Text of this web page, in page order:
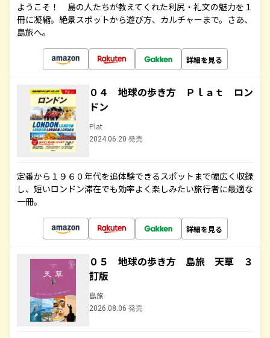
ようこそ！ 島の人たちが教えてくれた利尻・礼文の魅力を１
冊に凝縮。絶景スポットから遊び方、カルチャーまで。さあ、
島旅へ。
詳細を見る
０４ 地球の歩き方 Ｐｌａｔ ロン
ドン
Plat
2024.06.20 発売
定番から１９６０年代を追体験できるスポットまで幅広く収録
し、短いロンドン滞在でも効率よく楽しみたい旅行者に最適な
一冊。
詳細を見る
０５ 地球の歩き方 島旅 天草 ３
訂版
島旅
2026.08.06 発売